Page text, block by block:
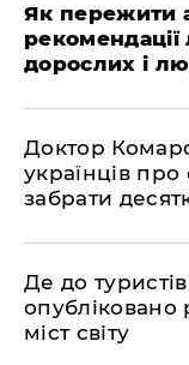
Як пережити
рекомендації
дорослих і
Доктор
українців
забрати
Де до
опубліковано
міст світу